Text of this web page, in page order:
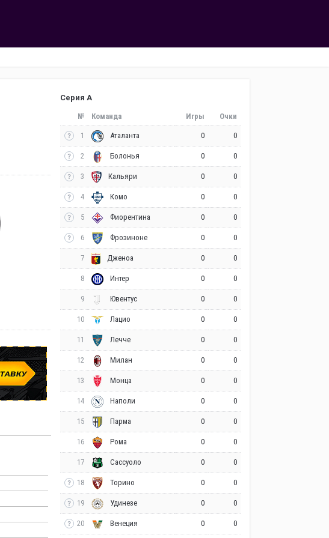
Серия А
№ Команда Игры Очки
1 Аталанта 0 0
2 Болонья 0 0
3 Кальяри 0 0
4 Комо 0 0
5 Фиорентина 0 0
6 Фрозиноне 0 0
7 Дженоа 0 0
8 Интер 0 0
9 Ювентус 0 0
10 Лацио 0 0
11 Лечче 0 0
12 Милан 0 0
13 Монца 0 0
14 Наполи 0 0
15 Парма 0 0
16 Рома 0 0
17 Сассуоло 0 0
18 Торино 0 0
19 Удинезе 0 0
20 Венеция 0 0